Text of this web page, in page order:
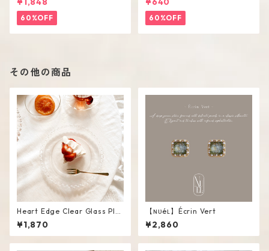
60%OFF 60%OFF
その他の商品
Heart Edge Clear Glass Plat
e
¥1,870
【ɴᴜéʟ】Écrin Vert
¥2,860